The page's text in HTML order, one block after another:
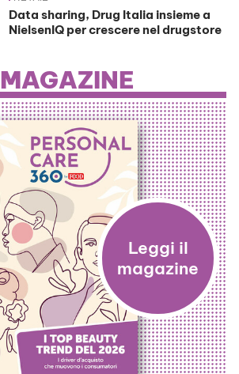
Data sharing, Drug Italia insieme a
NielsenIQ per crescere nel drugstore
MAGAZINE